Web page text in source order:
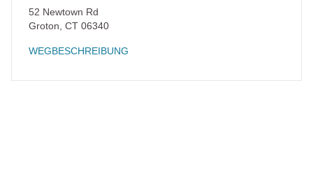
52 Newtown Rd
Groton CT 06340
WEGBESCHREIBUNG